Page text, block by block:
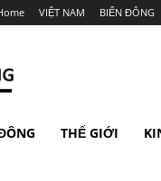
VIỆT NAM BIỂN ĐÔNG
THẾ GIỚI